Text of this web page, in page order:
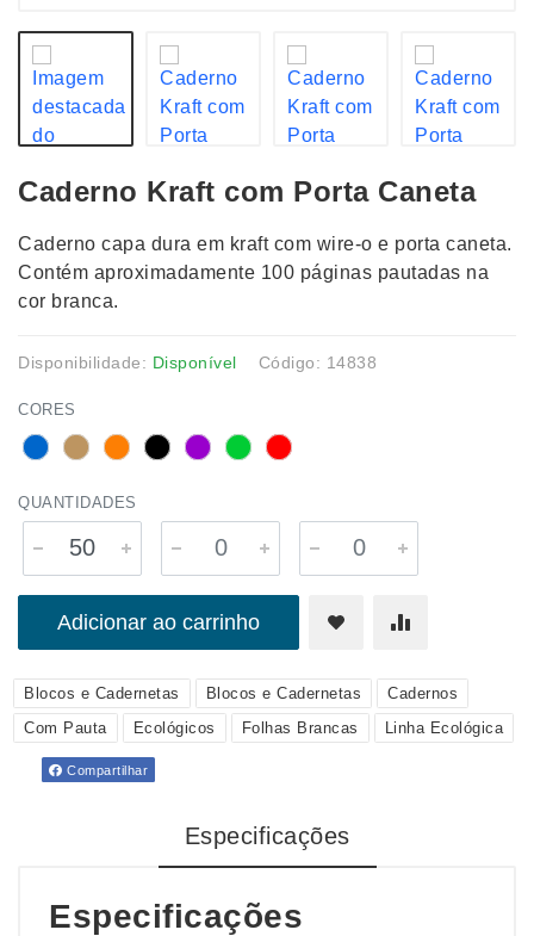
Caderno Kraft com Porta Caneta
Caderno capa dura em kraft com wire-o e porta caneta.
Contém aproximadamente 100 páginas pautadas na
cor branca.
Disponibilidade: Disponível Código: 14838
CORES
QUANTIDADES
Adicionar ao carrinho
Blocos e Cadernetas Blocos e Cadernetas
Cadernos
Com Pauta
Ecológicos Folhas Brancas Linha Ecológica
Compartilhar
Especificações
Especificações